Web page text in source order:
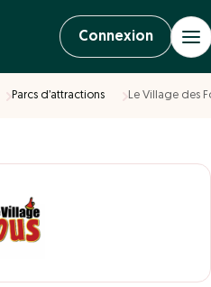
Connexion
Parcs d’attractions Le Village des